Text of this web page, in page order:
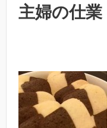
主婦の仕業